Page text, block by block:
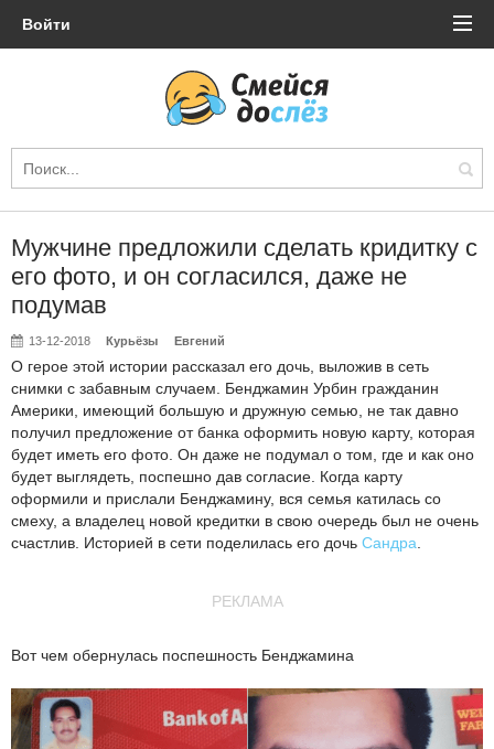
Войти
Мужчине предложили сделать кридитку с
его фото, и он согласился, даже не
подумав
13-12-2018 Курьёзы Евгений
О герое этой истории рассказал его дочь, выложив в сеть
снимки с забавным случаем. Бенджамин Урбин гражданин
Америки, имеющий большую и дружную семью, не так давно
получил предложение от банка оформить новую карту, которая
будет иметь его фото. Он даже не подумал о том, где и как оно
будет выглядеть, поспешно дав согласие. Когда карту
оформили и прислали Бенджамину, вся семья катилась со
смеху, а владелец новой кредитки в свою очередь был не очень
счастлив. Историей в сети поделилась его дочь Сандра
РЕКЛАМА
Вот чем обернулась поспешность Бенджамина